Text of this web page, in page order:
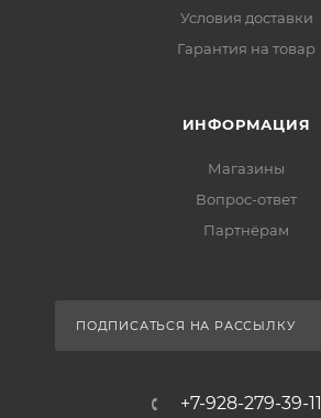
Условия доставки
Гарантия на товар
ИНФОРМАЦИЯ
Магазины
Вопрос-ответ
Партнёрам
ПОДПИСАТЬСЯ НА РАССЫЛКУ
+7-928-279-39-11